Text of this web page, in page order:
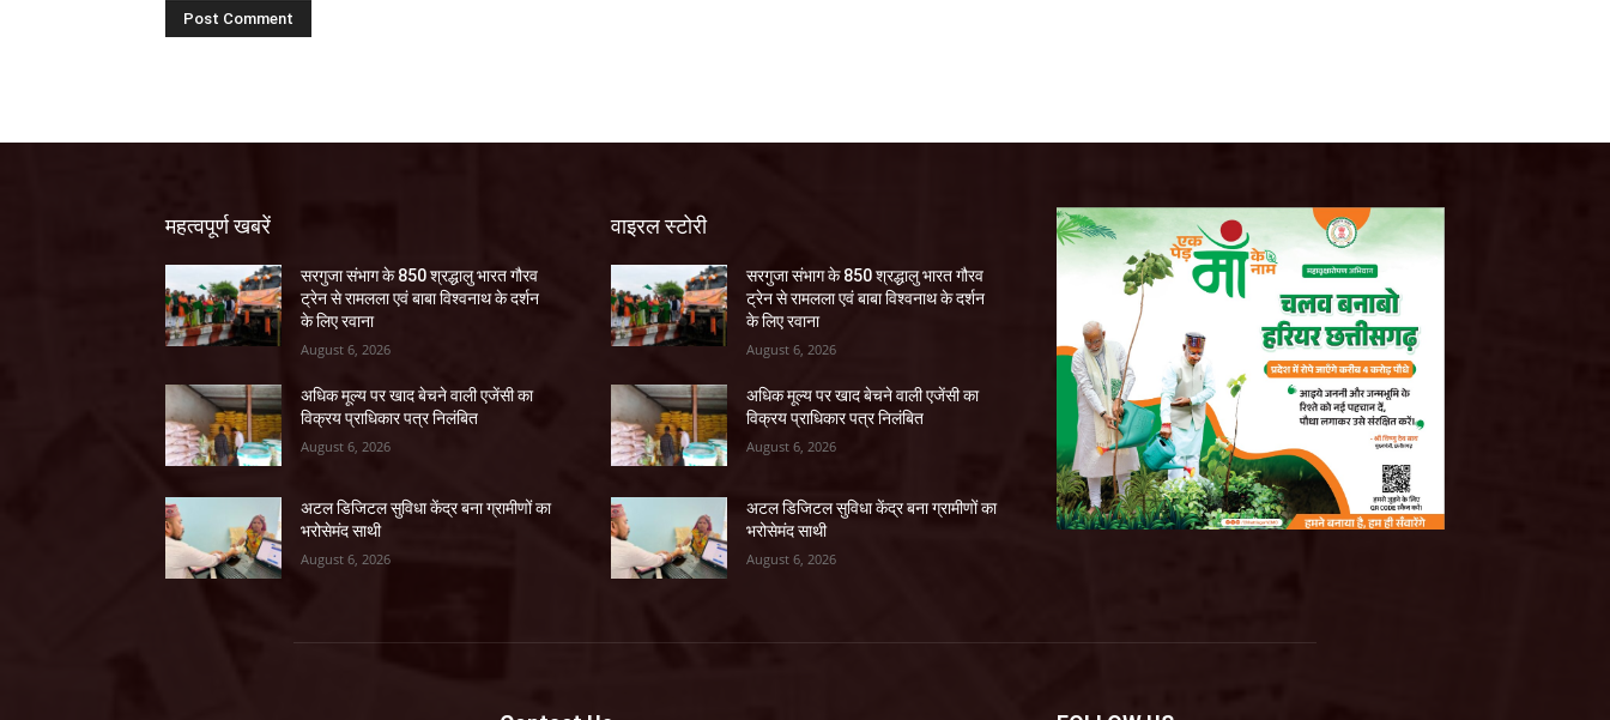
महत्वपूर्ण खबरें
सरगुजा संभाग के 850 श्रद्धालु भारत गौरव
ट्रेन से रामलला एवं बाबा विश्वनाथ के दर्शन
के लिए रवाना
August 6, 2026
अधिक मूल्य पर खाद बेचने वाली एजेंसी का
विक्रय प्राधिकार पत्र निलंबित
August 6, 2026
अटल डिजिटल सुविधा केंद्र बना ग्रामीणों का
भरोसेमंद साथी
August 6, 2026
वाइरल स्टोरी
सरगुजा संभाग के 850 श्रद्धालु भारत गौरव
ट्रेन से रामलला एवं बाबा विश्वनाथ के दर्शन
के लिए रवाना
August 6, 2026
अधिक मूल्य पर खाद बेचने वाली एजेंसी का
विक्रय प्राधिकार पत्र निलंबित
August 6, 2026
अटल डिजिटल सुविधा केंद्र बना ग्रामीणों का
भरोसेमंद साथी
August 6, 2026